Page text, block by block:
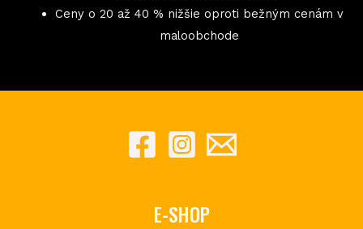
Ceny o 20 až 40 % nižšie oproti bežným cenám v
maloobchode
E-SHOP